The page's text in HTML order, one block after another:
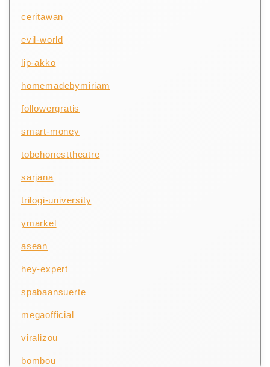
ceritawan
evil-world
lip-akko
homemadebymiriam
followergratis
smart-money
tobehonesttheatre
sarjana
trilogi-university
ymarkel
asean
hey-expert
spabaansuerte
megaofficial
viralizou
bombou